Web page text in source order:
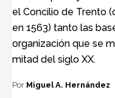
el Concilio de Trento
en 1563) tanto las
organización que se
mitad del siglo XX.
Por Miguel A. Hernández